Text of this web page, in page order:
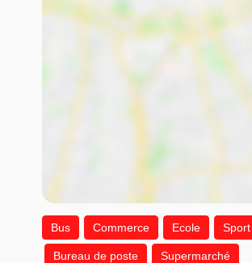
Bus Commerce Ecole Sport
Bureau de poste Supermarché